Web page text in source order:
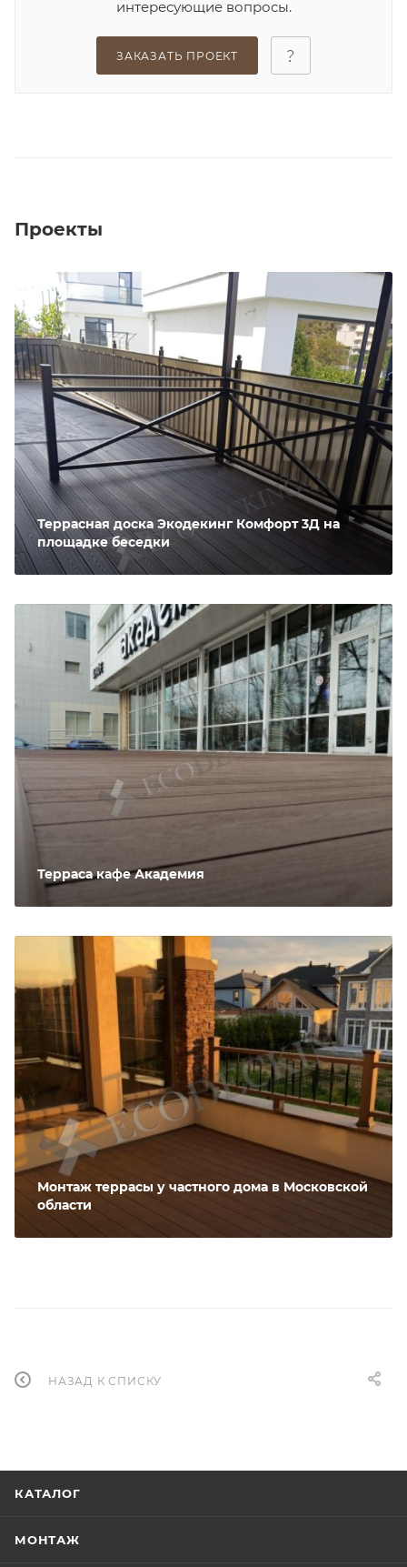
интересующие вопросы.
ЗАКАЗАТЬ ПРОЕКТ
Проекты
Террасная доска Экодекинг Комфорт 3Д на
площадке беседки
Терраса кафе Академия
Монтаж террасы у частного дома в Московской
области
НАЗАД К СПИСКУ
КАТАЛОГ
МОНТАЖ